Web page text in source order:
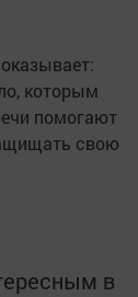
которым
помогают
свою
в